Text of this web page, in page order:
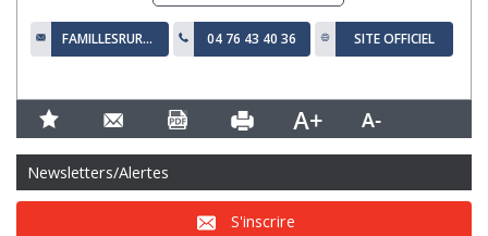
FAMILLESRURALES.38@WANADOO.FR 04 76 43 40 36 SITE OFFICIEL
Newsletters/Alertes
S'inscrire